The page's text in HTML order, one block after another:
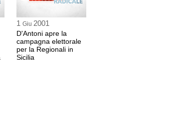
1 Giu 2001
D'Antoni apre la
campagna elettorale
per la Regionali in
Sicilia